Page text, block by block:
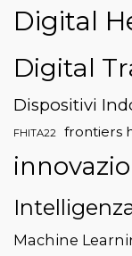
Digital
Digital
Dispositivi
FHITA22 frontiers
Machine